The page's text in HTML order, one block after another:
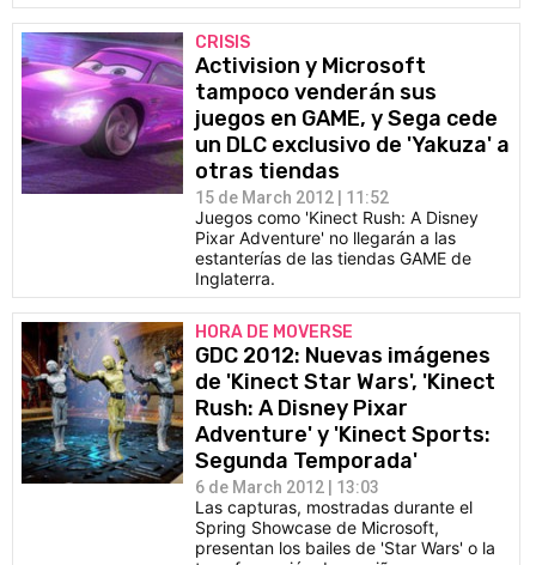
CRISIS
Activision y Microsoft
tampoco venderán sus
juegos en GAME, y Sega cede
un DLC exclusivo de 'Yakuza' a
otras tiendas
15 de March 2012 | 11:52
Juegos como 'Kinect Rush: A Disney
Pixar Adventure' no llegarán a las
estanterías de las tiendas GAME de
Inglaterra.
HORA DE MOVERSE
GDC 2012: Nuevas imágenes
de 'Kinect Star Wars', 'Kinect
Rush: A Disney Pixar
Adventure' y 'Kinect Sports:
Segunda Temporada'
6 de March 2012 | 13:03
Las capturas, mostradas durante el
Spring Showcase de Microsoft,
presentan los bailes de 'Star Wars' o la